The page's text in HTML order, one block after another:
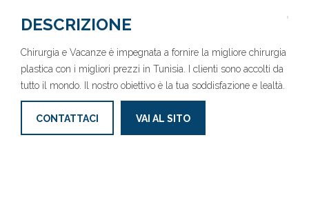
DESCRIZIONE
Chirurgia e Vacanze è impegnata a fornire la migliore chirurgia
plastica con i migliori prezzi in Tunisia. I clienti sono accolti da
tutto il mondo. Il nostro obiettivo è la tua soddisfazione e lealtà.
CONTATTACI VAI AL SITO